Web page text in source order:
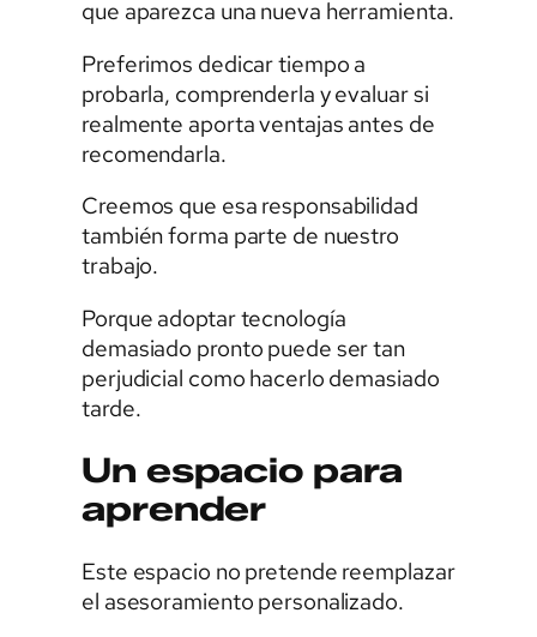
que aparezca una nueva herramienta.
Preferimos dedicar tiempo a
probarla, comprenderla y evaluar si
realmente aporta ventajas antes de
recomendarla.
Creemos que esa responsabilidad
también forma parte de nuestro
trabajo.
Porque adoptar tecnología
demasiado pronto puede ser tan
perjudicial como hacerlo demasiado
tarde.
Un espacio para
aprender
Este espacio no pretende reemplazar
el asesoramiento personalizado.